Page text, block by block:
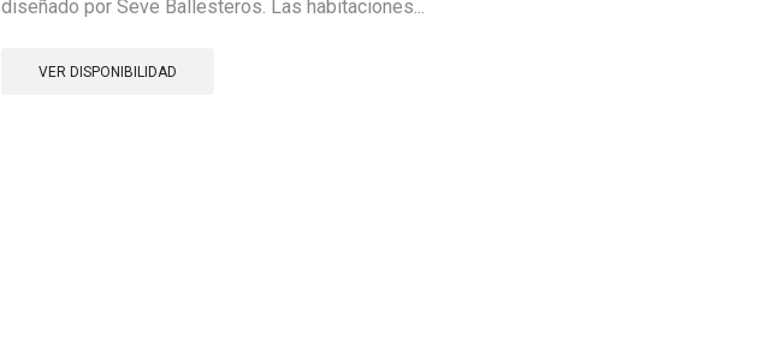
diseñado por Seve Ballesteros. Las habitaciones...
VER DISPONIBILIDAD